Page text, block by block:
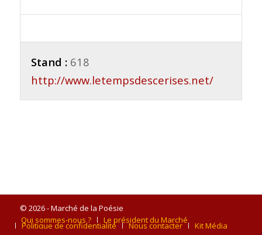
Stand : 618
http://www.letempsdescerises.net/
© 2026 - Marché de la Poésie
Qui sommes-nous ?
Le président du Marché
Politique de confidentialité Nous contacter Kit Média